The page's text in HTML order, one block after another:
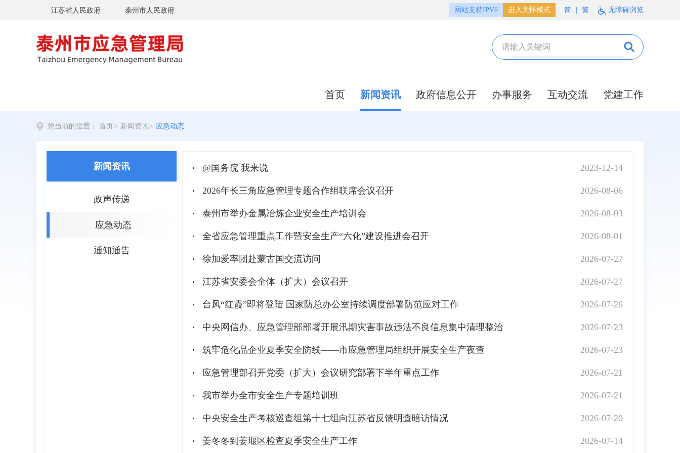
江苏省人民政府 泰州市人民政府 网站支持IPV6 进入关怀模式 简 繁 无障碍浏览
首页 新闻资讯 政府信息公开 办事服务 互动交流 党建工作
您当前的位置： 首页 > 新闻资讯> 应急动态
新闻资讯
政声传递
应急动态
通知通告
@国务院 我来说 2023-12-14
2026年长三角应急管理专题合作组联席会议召开 2026-08-06
泰州市举办金属冶炼企业安全生产培训会 2026-08-03
全省应急管理重点工作暨安全生产“六化”建设推进会召开 2026-08-01
徐加爱率团赴蒙古国交流访问 2026-07-27
江苏省安委会全体（扩大）会议召开 2026-07-27
台风“红霞”即将登陆 国家防总办公室持续调度部署防范应对工作 2026-07-26
中央网信办、应急管理部部署开展汛期灾害事故违法不良信息集中清理整治 2026-07-23
筑牢危化品企业夏季安全防线——市应急管理局组织开展安全生产夜查 2026-07-23
应急管理部召开党委（扩大）会议研究部署下半年重点工作 2026-07-21
我市举办全市安全生产专题培训班 2026-07-21
中央安全生产考核巡查组第十七组向江苏省反馈明查暗访情况 2026-07-20
姜冬冬到姜堰区检查夏季安全生产工作 2026-07-14